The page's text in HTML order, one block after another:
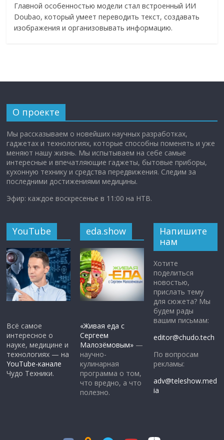
Главной особенностью модели стал встроенный ИИ
Doubao, который умеет переводить текст, создавать
изображения и организовывать информацию.
О проекте
Мы рассказываем о новейших научных разработках,
гаджетах и технологиях, которые способны поменять и уже
меняют нашу жизнь. Мы испытываем на себе самые
интересные и впечатляющие гаджеты, бытовые приборы,
кухонную технику и средства передвижения. Следим за
последними достижениями медицины.
Эфир: каждое воскресенье в 11:00 на НТВ.
YouTube
Всё самое
интересное о
науке, медицине и
технологиях — на
YouTube-канале
Чудо Техники.
eda.show
«Живая еда с
Сергеем
Малозёмовым» —
научно-
кулинарная
программа о том,
что вредно, а что
полезно.
Напишите
нам
Хотите
поделиться
новостью,
прислать тему
для сюжета? Мы
будем рады
вашим письмам:
editor@chudo.tech
По вопросам
рекламы:
adv@teleshow.med
ia